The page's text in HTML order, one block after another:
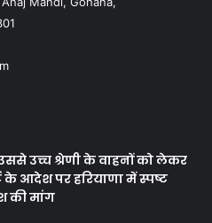
उच्च श्रेणी के वाहनों को लेकर
के आदेश पर हरियाणा में स्पष्ट
की मांग